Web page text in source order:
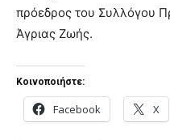
πρόεδρος του Συλλόγου
Άγριας Ζωής.
Κοινοποιήστε:
Facebook X